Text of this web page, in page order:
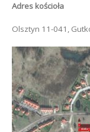
Adres kościoła
Olsztyn 11-041,